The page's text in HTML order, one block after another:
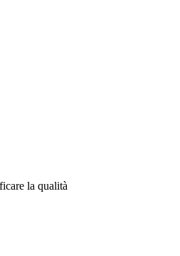
la qualità